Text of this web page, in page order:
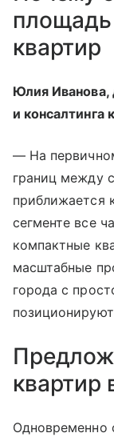
квартир
Юлия Иванова,
и
— На
границ между
приближается
сегменте все
компактные
масштабные
города с
квартир
Одновременно